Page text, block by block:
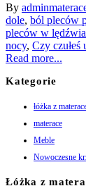
By admin
dole, ból pleców
pleców w
nocy, Czy czułeś
Read more...
Kategorie
łóżka z
materace
Meble
Nowoczesne
Łóżka z